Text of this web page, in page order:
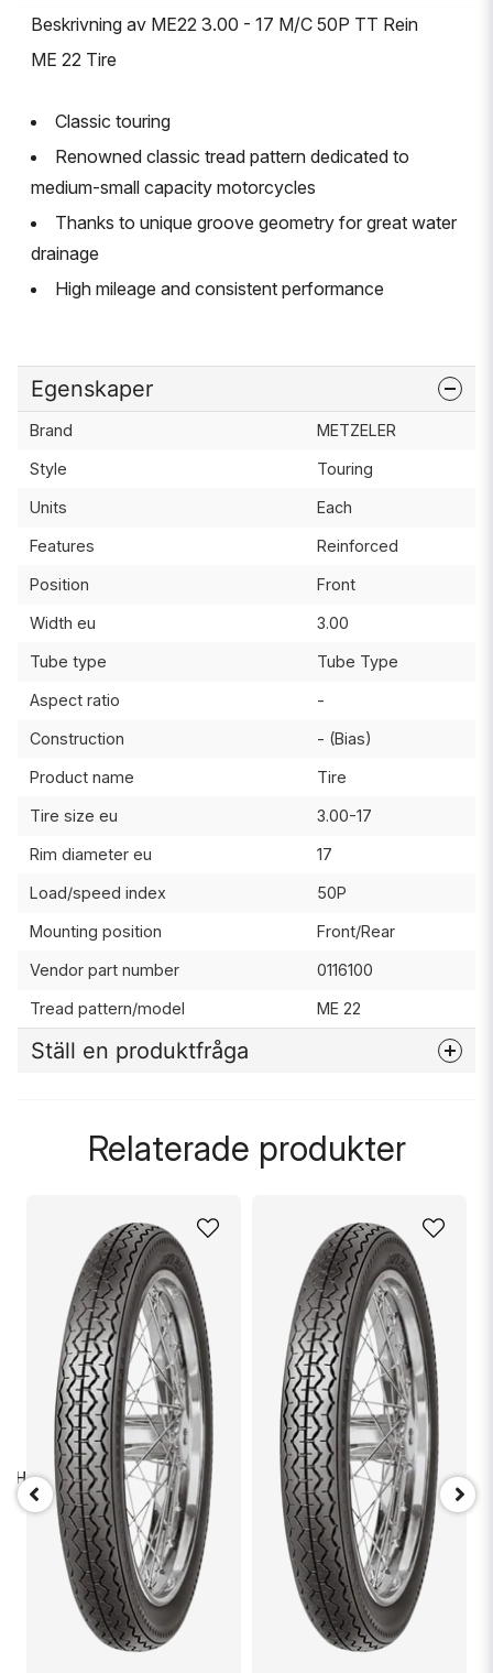
Beskrivning av ME22 3.00 - 17 M/C 50P TT Rein
ME 22 Tire
Classic touring
Renowned classic tread pattern dedicated to
medium-small capacity motorcycles
Thanks to unique groove geometry for great water
drainage
High mileage and consistent performance
Egenskaper
Brand METZELER
Style Touring
Units Each
Features Reinforced
Position Front
Width eu 3.00
Tube type Tube Type
Aspect ratio -
Construction - (Bias)
Product name Tire
Tire size eu 3.00-17
Rim diameter eu 17
Load/speed index 50P
Mounting position Front/Rear
Vendor part number 0116100
Tread pattern/model ME 22
Ställ en produktfråga
emailMejladress
Ja, ni får publicera min fråga
Relaterade produkter
TL/